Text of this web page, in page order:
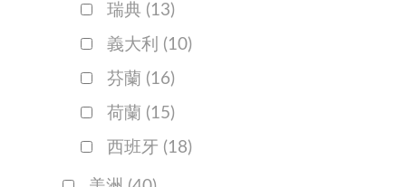
瑞典 (13)
義大利 (10)
芬蘭 (16)
荷蘭 (15)
西班牙 (18)